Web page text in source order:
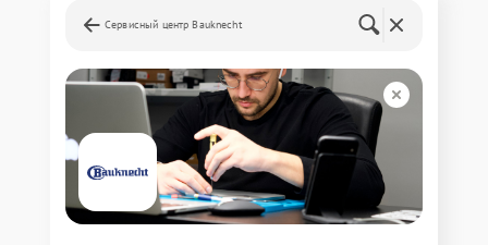
Сервисный центр Bauknecht